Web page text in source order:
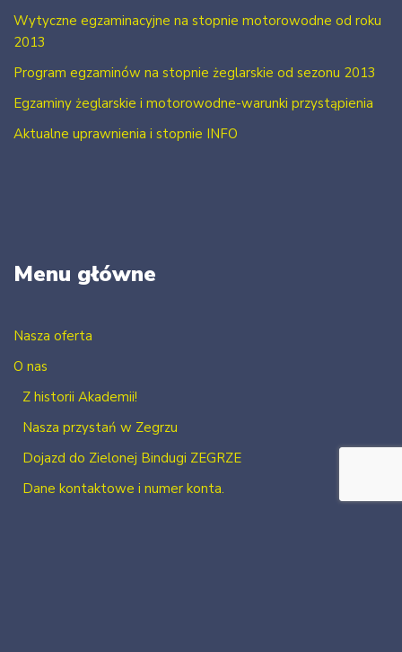
Wytyczne egzaminacyjne na stopnie motorowodne od roku
2013
Program egzaminów na stopnie żeglarskie od sezonu 2013
Egzaminy żeglarskie i motorowodne-warunki przystąpienia
Aktualne uprawnienia i stopnie INFO
Menu główne
Nasza oferta
O nas
Z historii Akademii!
Nasza przystań w Zegrzu
Dojazd do Zielonej Bindugi ZEGRZE
Dane kontaktowe i numer konta.